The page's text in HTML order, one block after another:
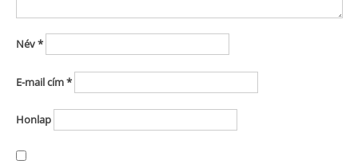
Név*
E-mail cím*
Honlap